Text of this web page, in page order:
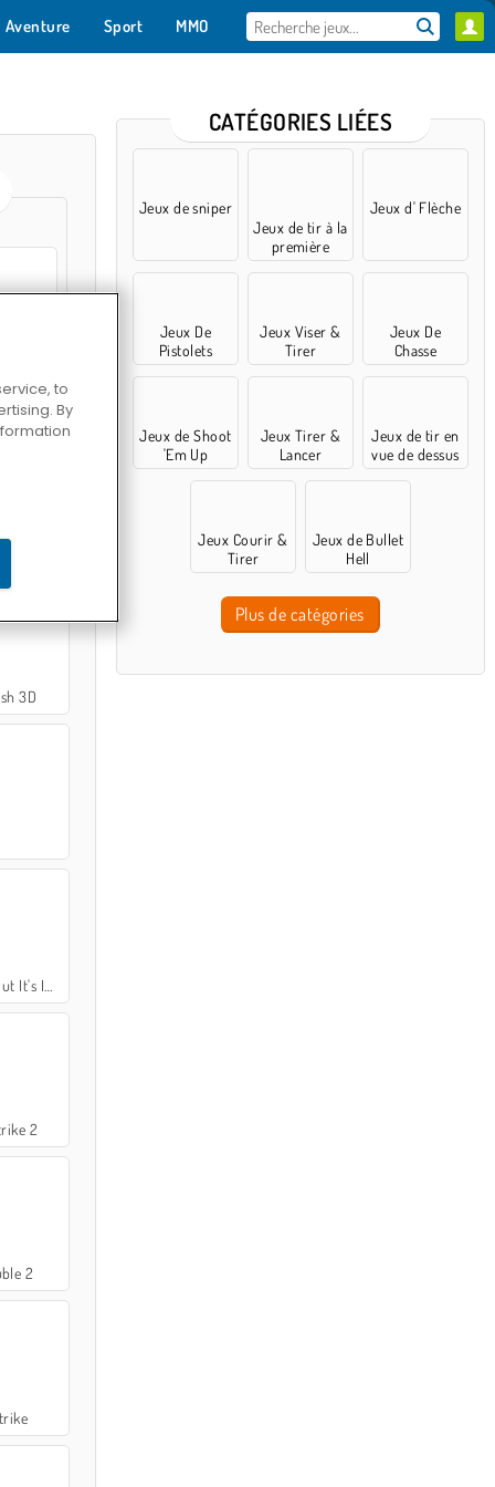
Aventure Sport MMO
3D
2
2
CATÉGORIES LIÉES
Jeux de sniper
Jeux de tir à la
première
personne
Jeux d' Flèche
Jeux De
Pistolets
Jeux Viser &
Tirer
Jeux De
Chasse
Jeux de Shoot
'Em Up
Jeux Tirer &
Lancer
Jeux de tir en
vue de dessus
Jeux Courir &
Tirer
Jeux de Bullet
Hell
Plus de catégories
to
By